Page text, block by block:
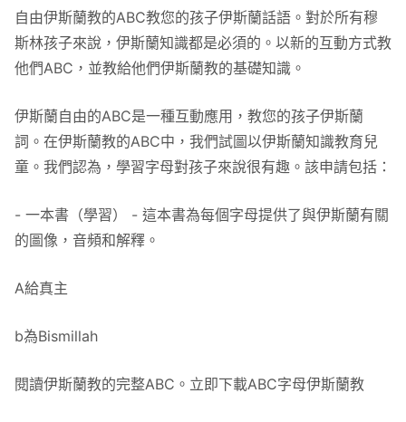
自由伊斯蘭教的ABC教您的孩子伊斯蘭話語。對於所有穆
斯林孩子來說，伊斯蘭知識都是必須的。以新的互動方式教
他們ABC，並教給他們伊斯蘭教的基礎知識。
伊斯蘭自由的ABC是一種互動應用，教您的孩子伊斯蘭
詞。在伊斯蘭教的ABC中，我們試圖以伊斯蘭知識教育兒
童。我們認為，學習字母對孩子來說很有趣。該申請包括：
- 一本書（學習） - 這本書為每個字母提供了與伊斯蘭有關
的圖像，音頻和解釋。
A給真主
b為Bismillah
閱讀伊斯蘭教的完整ABC。立即下載ABC字母伊斯蘭教